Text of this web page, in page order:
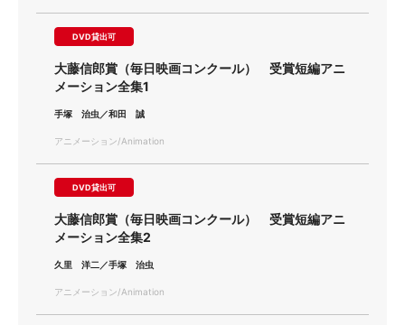
DVD貸出可
大藤信郎賞（毎日映画コンクール） 受賞短編アニ
メーション全集1
手塚 治虫／和田 誠
アニメーション/Animation
DVD貸出可
大藤信郎賞（毎日映画コンクール） 受賞短編アニ
メーション全集2
久里 洋二／手塚 治虫
アニメーション/Animation